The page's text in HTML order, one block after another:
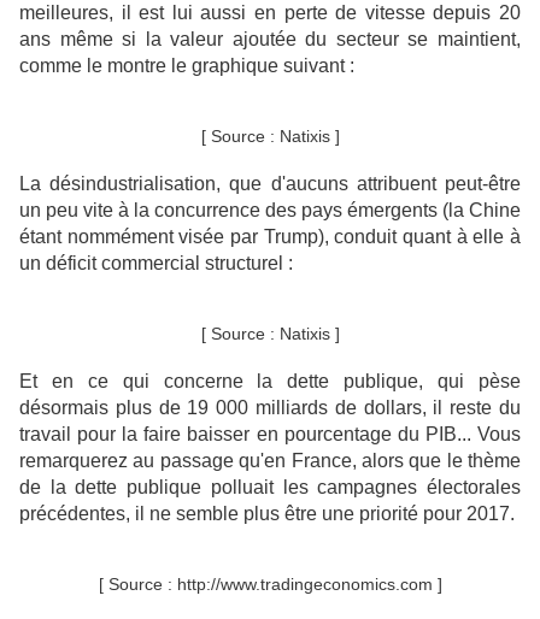
meilleures, il est lui aussi en perte de vitesse depuis 20
ans même si la valeur ajoutée du secteur se maintient,
comme le montre le graphique suivant :
[ Source : Natixis ]
La désindustrialisation, que d'aucuns attribuent peut-être
un peu vite à la concurrence des pays émergents (la Chine
étant nommément visée par Trump), conduit quant à elle à
un déficit commercial structurel :
[ Source : Natixis ]
Et en ce qui concerne la dette publique, qui pèse
désormais plus de 19 000 milliards de dollars, il reste du
travail pour la faire baisser en pourcentage du PIB... Vous
remarquerez au passage qu'en France, alors que le thème
de la dette publique polluait les campagnes électorales
précédentes, il ne semble plus être une priorité pour 2017.
[ Source : http://www.tradingeconomics.com ]